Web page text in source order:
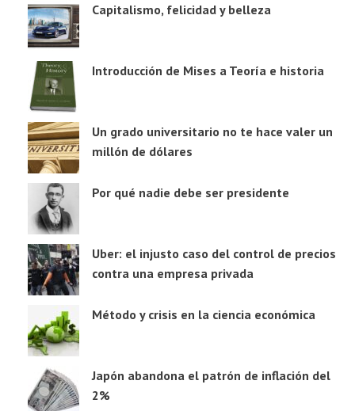
Capitalismo, felicidad y belleza
Introducción de Mises a Teoría e historia
Un grado universitario no te hace valer un
millón de dólares
Por qué nadie debe ser presidente
Uber: el injusto caso del control de precios
contra una empresa privada
Método y crisis en la ciencia económica
Japón abandona el patrón de inflación del
2%